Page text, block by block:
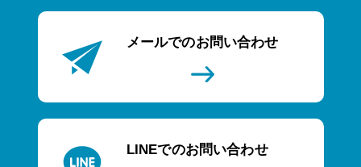
メールでのお問い合わせ
LINEでのお問い合わせ